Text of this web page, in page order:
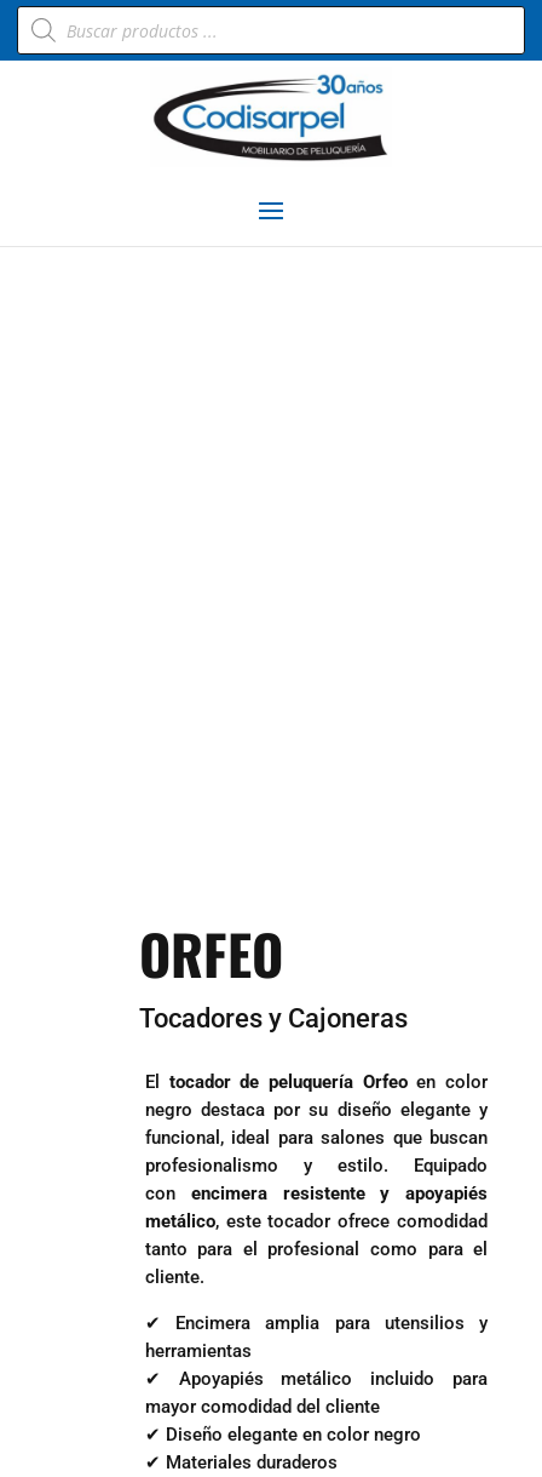
Búsqueda
de
productos
ORFEO
Tocadores y Cajoneras
El tocador de peluquería Orfeoen color
negro destaca por su diseño elegante y
funcional, ideal para salones que buscan
profesionalismo y estilo. Equipado
con encimera resistente y apoyapiés
metálico, este tocador ofrece comodidad
tanto para el profesional como para el
cliente.
✔ Encimera amplia para utensilios y
herramientas
✔ Apoyapiés metálico incluido para
mayor comodidad del cliente
✔ Diseño elegante en color negro
✔ Materiales duraderos